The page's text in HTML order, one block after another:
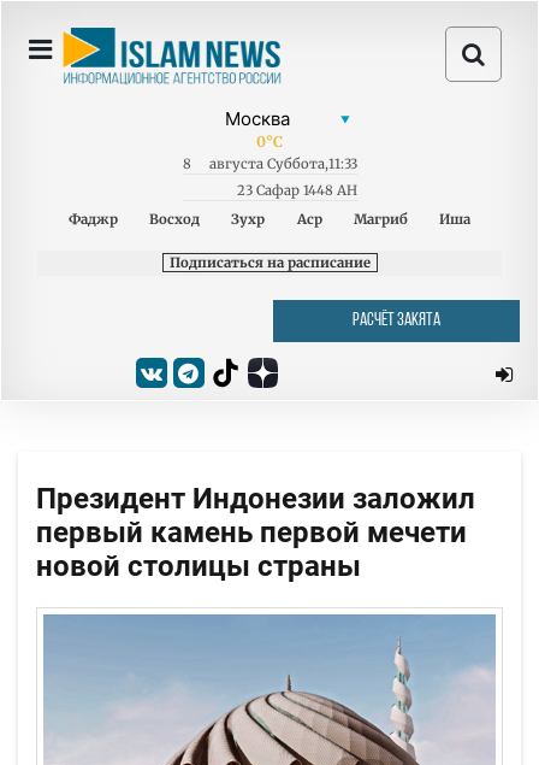
0°C
8 августа Суббота,11:33
23 Сафар 1448 AH
Фаджр
Восход Зухр Аср Магриб Иша
Подписаться на расписание
РАСЧЁТ ЗАКЯТА
Президент Индонезии заложил
первый камень первой мечети
новой столицы страны